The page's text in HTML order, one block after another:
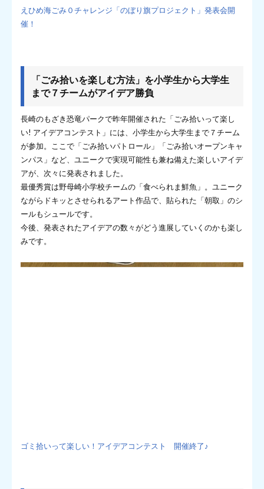
えひめ海ごみ０チャレンジ「のぼり旗プロジェクト」発表会開
催！
「ごみ拾いを楽しむ方法」を小学生から大学生
まで７チームがアイデア勝負
長崎のもざき恐竜パークで昨年開催された「ごみ拾いって楽し
い! アイデアコンテスト」には、小学生から大学生まで７チーム
が参加。ここで「ごみ拾いパトロール」「ごみ拾いオープンキャ
ンパス」など、ユニークで実現可能性も兼ね備えた楽しいアイデ
アが、次々に発表されました。
最優秀賞は野母崎小学校チームの「食べられま鮮魚」。ユニーク
ながらドキッとさせられるアート作品で、貼られた「朝取」のシ
ールもシュールです。
今後、発表されたアイデアの数々がどう進展していくのかも楽し
みです。
ゴミ拾いって楽しい！アイデアコンテスト 開催終了♪